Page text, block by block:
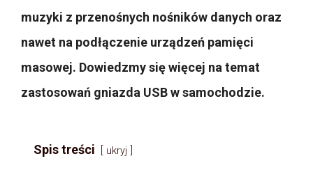
muzyki z przenośnych nośników danych oraz
nawet na podłączenie urządzeń pamięci
masowej. Dowiedzmy się więcej na temat
zastosowań gniazda USB w samochodzie.
Spis treści ukryj